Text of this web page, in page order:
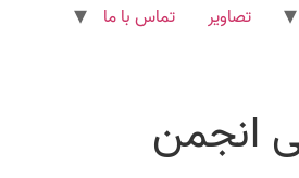
تصاویر
تماس با ما
انجمن